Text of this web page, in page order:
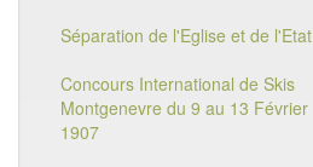
Séparation de l'Eglise et de l'Etat
Concours International de Skis
Montgenevre du 9 au 13 Février
1907